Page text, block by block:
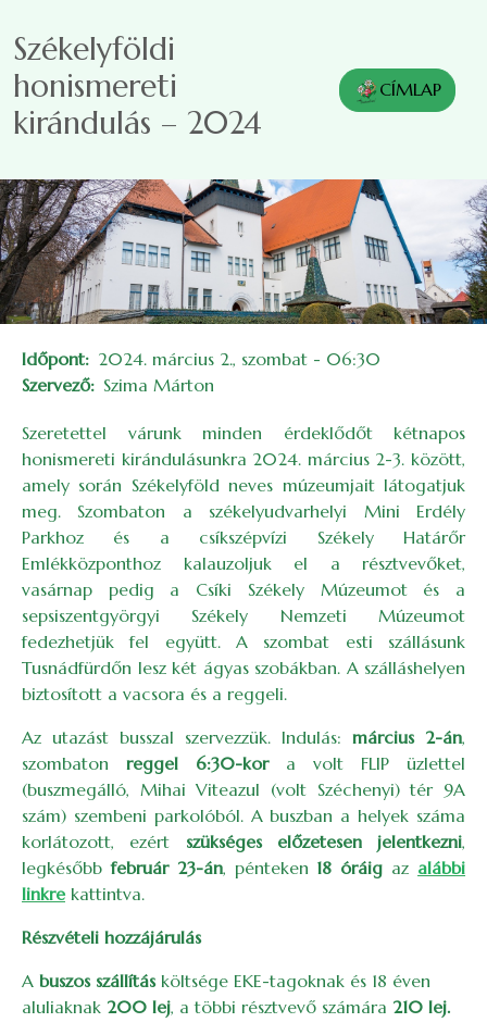
Székelyföldi
honismereti
kirándulás – 2024
CÍMLAP
Időpont
2024. március 2., szombat - 06:30
Szervező
Szima Márton
Szeretettel várunk minden érdeklődőt kétnapos
honismereti kirándulásunkra 2024. március 2-3. között,
amely során Székelyföld neves múzeumjait látogatjuk
meg. Szombaton a székelyudvarhelyi Mini Erdély
Parkhoz és a csíkszépvízi Székely Határőr
Emlékközponthoz kalauzoljuk el a résztvevőket,
vasárnap pedig a Csíki Székely Múzeumot és a
sepsiszentgyörgyi Székely Nemzeti Múzeumot
fedezhetjük fel együtt. A szombat esti szállásunk
Tusnádfürdőn lesz két ágyas szobákban. A szálláshelyen
biztosított a vacsora és a reggeli.
Az utazást busszal szervezzük. Indulás: március 2-án,
szombaton reggel 6:30-kora volt FLIP üzlettel
(buszmegálló, Mihai Viteazul (volt Széchenyi) tér 9A
szám) szembeni parkolóból. A buszban a helyek száma
korlátozott, ezért szükséges előzetesen jelentkezni,
legkésőbbfebruár 23-án, pénteken 18 óráig az alábbi
linkre kattintva.
Részvételi hozzájárulás
A buszos szállítás költsége EKE-tagoknak és 18 éven
aluliaknak 200 lej, a többi résztvevő számára 210 lej.